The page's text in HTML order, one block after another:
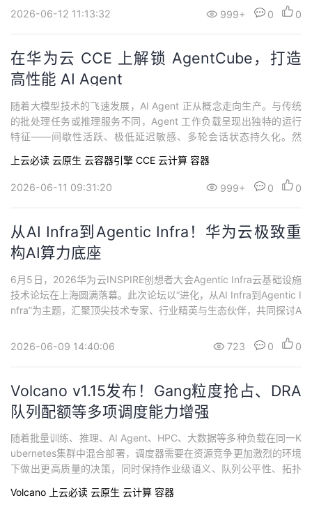
2026-06-12 11:13:32 999+ 0 0
在华为云 CCE 上解锁 AgentCube，打造
高性能 AI Agent
随着大模型技术的飞速发展，AI Agent 正从概念走向生产。与传统
的批处理任务或推理服务不同，Agent 工作负载呈现出独特的运行
特征——间歇性活跃、极低延迟敏感、多轮会话状态持久化。然
计，难以有效应对这类"潮汐式"交互负载：空闲时资源白白占用，唤
醒时又无法做到亚秒级响应，状态管理更是一大痛点。
上云必读 云原生 云容器引擎 CCE 云计算 容器
2026-06-11 09:31:20 999+ 0 0
从AI Infra到Agentic Infra！华为云极致重
构AI算力底座
6月5日，2026华为云INSPIRE创想者大会Agentic Infra云基础设施
技术论坛在上海圆满落幕。此次论坛以“进化，从AI Infra到Agentic I
nfra”为主题，汇聚顶尖技术专家、行业精英与生态伙伴，共同探讨A
2026-06-09 14:40:06
723 0 0
Volcano v1.15发布！Gang粒度抢占、DRA
队列配额等多项调度能力增强
随着批量训练、推理、AI Agent、HPC、大数据等多种负载在同一K
ubernetes集群中混合部署，调度器需要在资源竞争更加激烈的环境
下做出更高质量的决策，同时保持作业级语义、队列公平性、拓扑
向，在调度核心、异构资源管理、多调度器协同与性能可观测等方
Volcano 上云必读 云原生 云计算 容器